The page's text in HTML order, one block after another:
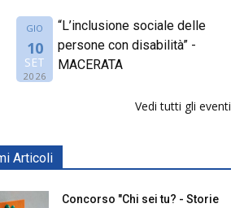
GIO
10
SET
2026
“L’inclusione sociale delle
persone con disabilità” -
MACERATA
Vedi tutti gli eventi
Articoli
Concorso "Chi sei tu? - Storie